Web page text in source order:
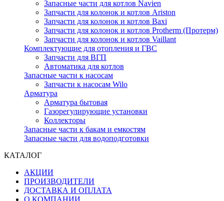
Запасные части для котлов Navien
Запчасти для колонок и котлов Ariston
Запчасти для колонок и котлов Baxi
Запчасти для колонок и котлов Protherm (Протерм)
Запчасти для колонок и котлов Vaillant
Комплектующие для отопления и ГВС
Запчасти для ВГП
Автоматика для котлов
Запасные части к насосам
Запчасти к насосам Wilo
Арматура
Арматура бытовая
Газорегулирующие установки
Коллекторы
Запасные части к бакам и емкостям
Запасные части для водоподготовки
КАТАЛОГ
АКЦИИ
ПРОИЗВОДИТЕЛИ
ДОСТАВКА И ОПЛАТА
О КОМПАНИИ